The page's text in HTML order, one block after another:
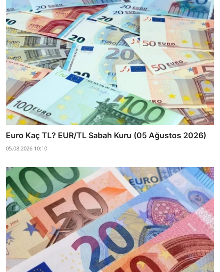
Euro Kaç TL? EUR/TL Sabah Kuru (05 Ağustos 2026)
05.08.2026 10:10